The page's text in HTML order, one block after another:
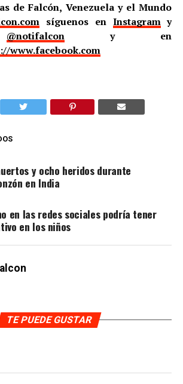
de Falcón, Venezuela y el Mundo
síguenos en Instagramy
@notifalcony en
www.facebook.com
y ocho heridos durante
en India
en las redes sociales podría tener
en los niños
TE PUEDE GUSTAR